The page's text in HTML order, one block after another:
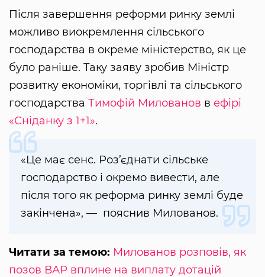
Після завершення реформи ринку землі
можливо виокремлення сільського
господарства в окреме міністерство, як це
було раніше. Таку заяву зробив Міністр
розвитку економіки, торгівлі та сільського
господарства Тимофій Милованов в ефірі
«Сніданку з 1+1».
«Це має сенс. Роз’єднати сільське
господарство і окремо вивести, але
після того як реформа ринку землі буде
закінчена», — пояснив Милованов.
Читати за темою: Милованов розповів, як
позов ВАР вплине на виплату дотацій